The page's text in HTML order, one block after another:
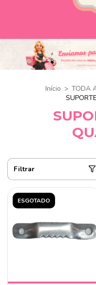
Início > TODA
Filtrar
ESGOTADO